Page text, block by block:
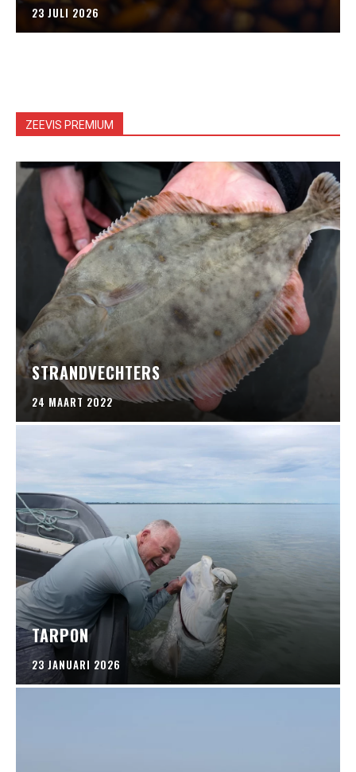
23 JULI 2026
ZEEVIS PREMIUM
STRANDVECHTERS
24 MAART 2022
TARPON
23 JANUARI 2026